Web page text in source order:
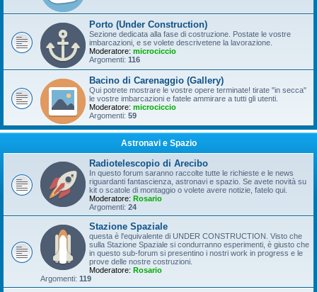
Porto (Under Construction)
Sezione dedicata alla fase di costruzione. Postate le vostre
imbarcazioni, e se volete descrivetene la lavorazione.
Moderatore: microciccio
Argomenti: 116
Bacino di Carenaggio (Gallery)
Qui potrete mostrare le vostre opere terminate! tirate "in secca"
le vostre imbarcazioni e fatele ammirare a tutti gli utenti.
Moderatore: microciccio
Argomenti: 59
Astronavi e Spazio
Radiotelescopio di Arecibo
In questo forum saranno raccolte tutte le richieste e le news
riguardanti fantascienza, astronavi e spazio. Se avete novità su
kit o scatole di montaggio o volete avere notizie, fatelo qui.
Moderatore: Rosario
Argomenti: 24
Stazione Spaziale
questa è l'equivalente di UNDER CONSTRUCTION. Visto che
sulla Stazione Spaziale si condurranno esperimenti, è giusto che
in questo sub-forum si presentino i nostri work in progress e le
prove delle nostre costruzioni.
Moderatore: Rosario
Argomenti: 119